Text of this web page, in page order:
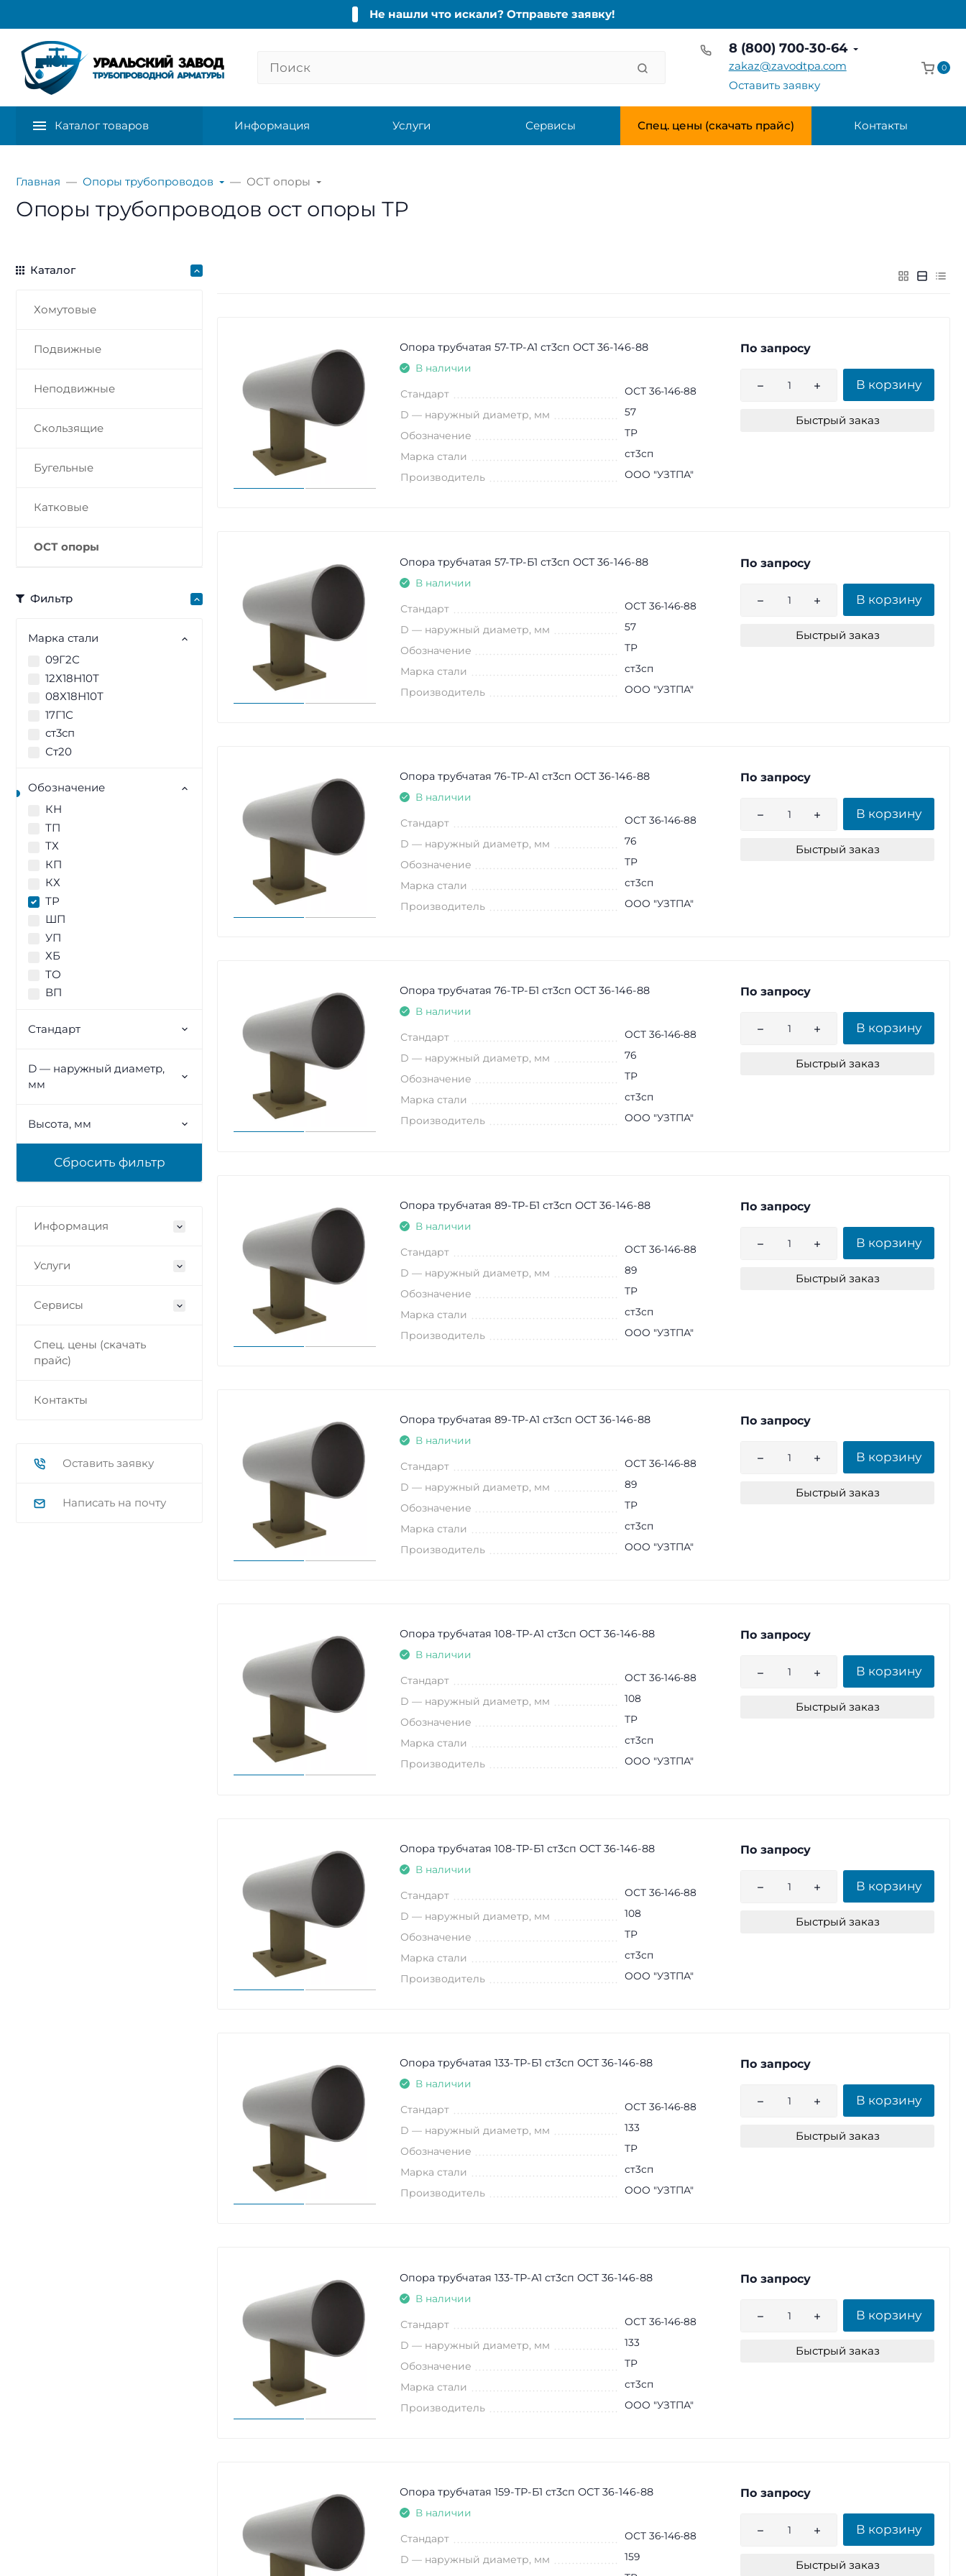
Не нашли что искали? Отправьте заявку!
8 (800) 700-30-64
zakaz@zavodtpa.com
Оставить заявку
0
Каталог товаров Информация Услуги Сервисы Спец. цены (скачать прайс) Контакты
Главная Опоры трубопроводов ОСТ опоры
Опоры трубопроводов ост опоры ТР
Каталог
Хомутовые
Подвижные
Неподвижные
Скользящие
Бугельные
Катковые
ОСТ опоры
Фильтр
Марка стали
09Г2С
12Х18Н10Т
08Х18Н10Т
17Г1С
ст3сп
Ст20
Обозначение
КН
ТП
ТХ
КП
КХ
ТР
ШП
УП
ХБ
ТО
ВП
Стандарт
D — наружный диаметр,
мм
Высота, мм
Информация
Услуги
Сервисы
Спец. цены (скачать
прайс)
Контакты
Оставить заявку
Написать на почту
Опора трубчатая 57-ТР-А1 ст3сп ОСТ 36-146-88
В наличии
Стандарт ОСТ 36-146-88
D — наружный диаметр, мм 57
Обозначение ТР
Марка стали ст3сп
Производитель ООО "УЗТПА"
По запросу
В корзину
Быстрый заказ
Опора трубчатая 57-ТР-Б1 ст3сп ОСТ 36-146-88
В наличии
Стандарт ОСТ 36-146-88
D — наружный диаметр, мм 57
Обозначение ТР
Марка стали ст3сп
Производитель ООО "УЗТПА"
По запросу
В корзину
Быстрый заказ
Опора трубчатая 76-ТР-А1 ст3сп ОСТ 36-146-88
В наличии
Стандарт ОСТ 36-146-88
D — наружный диаметр, мм 76
Обозначение ТР
Марка стали ст3сп
Производитель ООО "УЗТПА"
По запросу
В корзину
Быстрый заказ
Опора трубчатая 76-ТР-Б1 ст3сп ОСТ 36-146-88
В наличии
Стандарт ОСТ 36-146-88
D — наружный диаметр, мм 76
Обозначение ТР
Марка стали ст3сп
Производитель ООО "УЗТПА"
По запросу
В корзину
Быстрый заказ
Опора трубчатая 89-ТР-Б1 ст3сп ОСТ 36-146-88
В наличии
Стандарт ОСТ 36-146-88
D — наружный диаметр, мм 89
Обозначение ТР
Марка стали ст3сп
Производитель ООО "УЗТПА"
По запросу
В корзину
Быстрый заказ
Опора трубчатая 89-ТР-А1 ст3сп ОСТ 36-146-88
В наличии
Стандарт ОСТ 36-146-88
D — наружный диаметр, мм 89
Обозначение ТР
Марка стали ст3сп
Производитель ООО "УЗТПА"
По запросу
В корзину
Быстрый заказ
Опора трубчатая 108-ТР-А1 ст3сп ОСТ 36-146-88
В наличии
Стандарт ОСТ 36-146-88
D — наружный диаметр, мм 108
Обозначение ТР
Марка стали ст3сп
Производитель ООО "УЗТПА"
По запросу
В корзину
Быстрый заказ
Опора трубчатая 108-ТР-Б1 ст3сп ОСТ 36-146-88
В наличии
Стандарт ОСТ 36-146-88
D — наружный диаметр, мм 108
Обозначение ТР
Марка стали ст3сп
Производитель ООО "УЗТПА"
По запросу
В корзину
Быстрый заказ
Опора трубчатая 133-ТР-Б1 ст3сп ОСТ 36-146-88
В наличии
Стандарт ОСТ 36-146-88
D — наружный диаметр, мм 133
Обозначение ТР
Марка стали ст3сп
Производитель ООО "УЗТПА"
По запросу
В корзину
Быстрый заказ
Опора трубчатая 133-ТР-А1 ст3сп ОСТ 36-146-88
В наличии
Стандарт ОСТ 36-146-88
D — наружный диаметр, мм 133
Обозначение ТР
Марка стали ст3сп
Производитель ООО "УЗТПА"
По запросу
В корзину
Быстрый заказ
Опора трубчатая 159-ТР-Б1 ст3сп ОСТ 36-146-88
В наличии
Стандарт ОСТ 36-146-88
D — наружный диаметр, мм 159
По запросу
В корзину
Быстрый заказ